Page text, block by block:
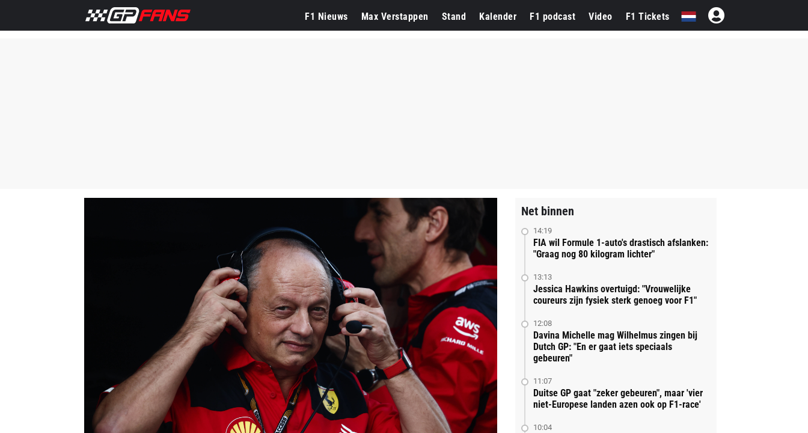
F1 Nieuws Max Verstappen Stand Kalender F1 podcast Video F1 Tickets
Net binnen
14:19
FIA wil Formule 1-auto's drastisch afslanken:
"Graag nog 80 kilogram lichter"
13:13
Jessica Hawkins overtuigd: "Vrouwelijke
coureurs zijn fysiek sterk genoeg voor F1"
12:08
Davina Michelle mag Wilhelmus zingen bij
Dutch GP: "En er gaat iets speciaals
gebeuren"
11:07
Duitse GP gaat "zeker gebeuren", maar 'vier
niet-Europese landen azen ook op F1-race'
10:04